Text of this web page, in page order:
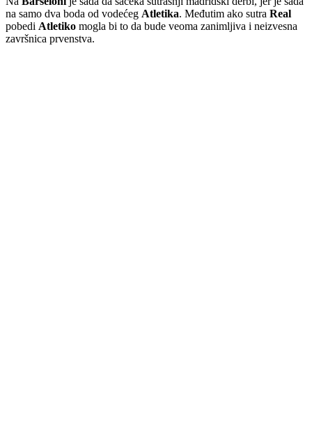
na samo dva boda od vodećeg Atletika. Međutim ako sutra Real
pobedi Atletiko mogla bi to da bude veoma zanimljiva i neizvesna
završnica prvenstva.